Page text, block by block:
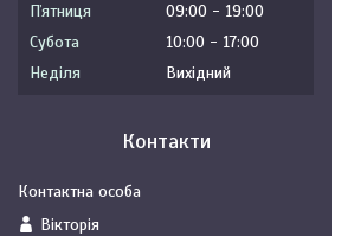
Пʼятниця
09:00
19:00
Субота
10:00
17:00
Неділя
Вихідний
Контакти
Вікторія